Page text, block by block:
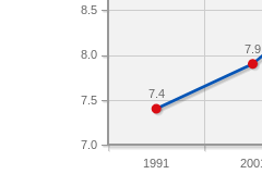
1991 2001
7.0
7.5
8.0
8.5
7.9
7.4